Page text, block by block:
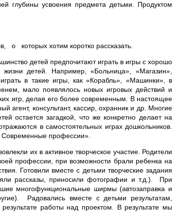
глубины усвоения предмета детьми. Продуктом
о которых хотим коротко рассказать.
детей предпочитают играть в игры с хорошо
детей. Например, «Больница», «Магазин»,
в такие игры, как «Корабль», «Машинки», в
мало появлялось новых игровых действий и
игр, делая его более современным. В настоящее
консультант, кассир, охранник и др. Многие
остается загадкой, что же конкретно делает на
в самостоятельных играх дошкольников.
Современные профессии».
их в активное творческое участие. Родители
профессии, при возможности брали ребенка на
Готовили вместе с детьми творческие задания
рассказы, приносили фотографии и т.д.). При
многофункциональные ширмы (автозаправка и
Радовались вместе с детьми результатам,
работы над проектом. В результате мы